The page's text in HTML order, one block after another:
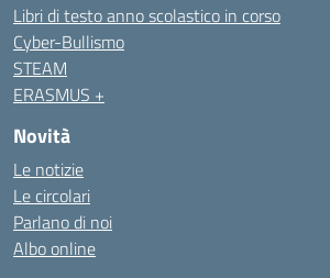
Libri di testo anno scolastico in corso
Cyber-Bullismo
STEAM
ERASMUS +
Novità
Le notizie
Le circolari
Parlano di noi
Albo online